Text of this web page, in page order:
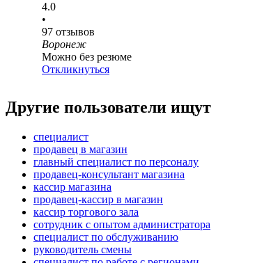
4.0
•
97 отзывов
Воронеж
Можно без резюме
Откликнуться
Другие пользователи ищут
специалист
продавец в магазин
главный специалист по персоналу
продавец-консультант магазина
кассир магазина
продавец-кассир в магазин
кассир торгового зала
сотрудник с опытом администратора
специалист по обслуживанию
руководитель смены